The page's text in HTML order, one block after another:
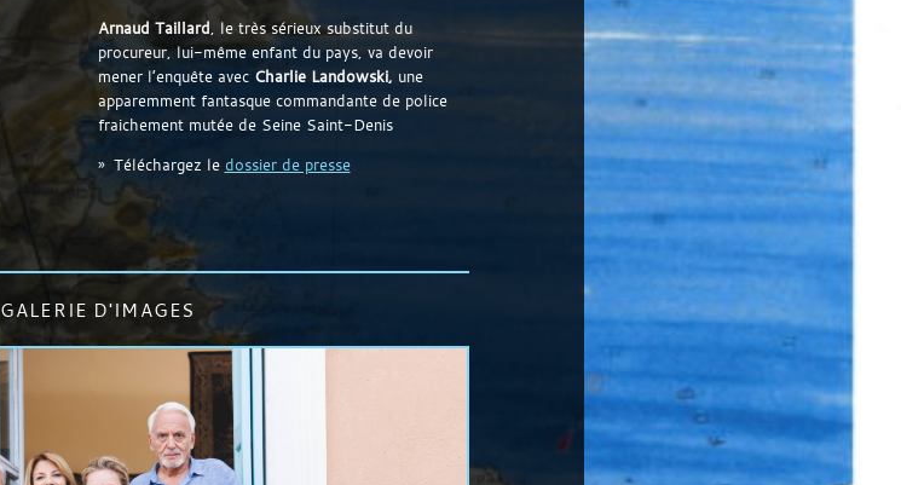
Arnaud Taillard , le très sérieux substitut du
procureur, lui-même enfant du pays, va devoir
mener l’enquête avec Charlie Landowski, une
apparemment fantasque commandante de police
fraichement mutée de Seine Saint-Denis
Téléchargez le dossier de presse
GALERIE D'IMAGES